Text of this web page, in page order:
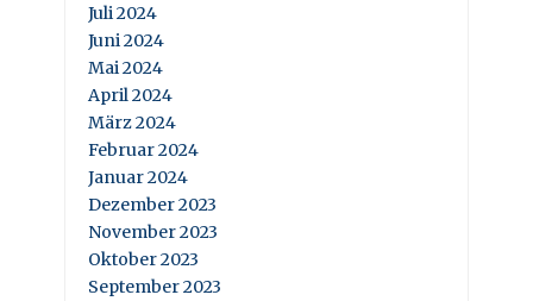
Juli 2024
Juni 2024
Mai 2024
April 2024
März 2024
Februar 2024
Januar 2024
Dezember 2023
November 2023
Oktober 2023
September 2023